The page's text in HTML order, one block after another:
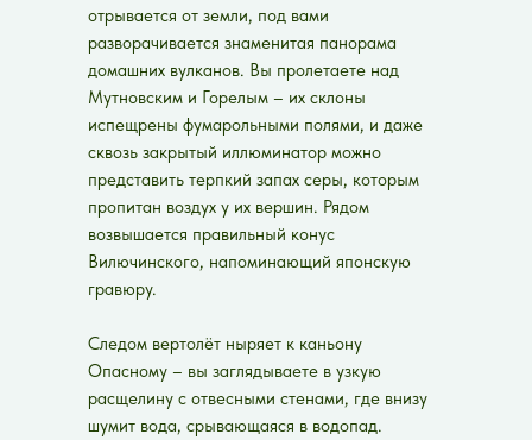
отрывается от земли, под вами
разворачивается знаменитая панорама
домашних вулканов. Вы пролетаете над
Мутновским и Горелым – их склоны
испещрены фумарольными полями, и даже
сквозь закрытый иллюминатор можно
представить терпкий запах серы, которым
пропитан воздух у их вершин. Рядом
возвышается правильный конус
Вилючинского, напоминающий японскую
гравюру.
Следом вертолёт ныряет к каньону
Опасному – вы заглядываете в узкую
расщелину с отвесными стенами, где внизу
шумит вода, срывающаяся в водопад.